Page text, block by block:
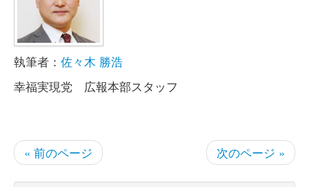
執筆者： 佐々木 勝浩
幸福実現党 広報本部スタッフ
« 前のページ 次のページ »